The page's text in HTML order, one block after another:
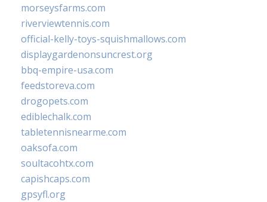
morseysfarms.com
riverviewtennis.com
official-kelly-toys-squishmallows.com
displaygardenonsuncrest.org
bbq-empire-usa.com
feedstoreva.com
drogopets.com
ediblechalk.com
tabletennisnearme.com
oaksofa.com
soultacohtx.com
capishcaps.com
gpsyfl.org